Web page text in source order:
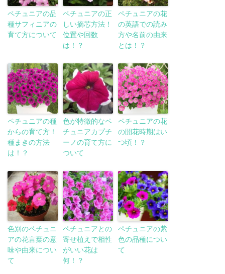
ペチュニアの品
種サフィニアの
育て方について
ペチュニアの正
しい摘芯方法！
位置や回数
は！？
ペチュニアの花
の英語での読み
方や名前の由来
とは！？
ペチュニアの種
からの育て方！
種まきの方法
は！？
色が特徴的なペ
チュニアカプチ
ーノの育て方に
ついて
ペチュニアの花
の開花時期はい
つ頃！？
色別のペチュニ
アの花言葉の意
味や由来につい
て
ペチュニアとの
寄せ植えで相性
がいい花は
何！？
ペチュニアの紫
色の品種につい
て